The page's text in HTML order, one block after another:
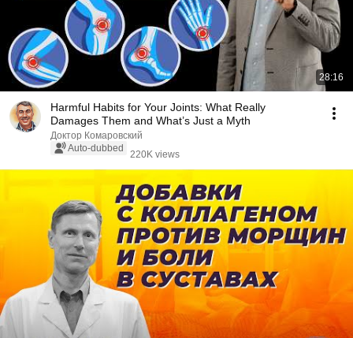
28:16
Harmful Habits for Your Joints: What Really
Damages Them and What’s Just a Myth
Доктор Комаровский
Auto-dubbed
220K views